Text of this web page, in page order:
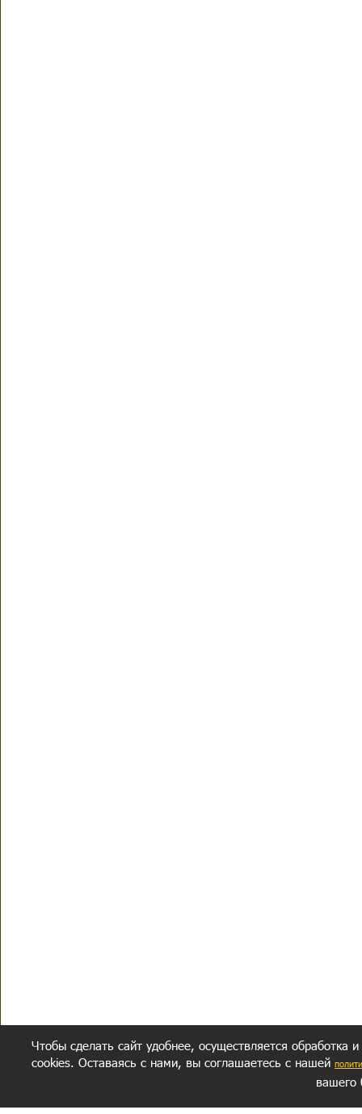
Чтобы сделать сайт удобнее, осуществляется обработка
cookies. Оставаясь с нами, вы соглашаетесь с нашей
вашего